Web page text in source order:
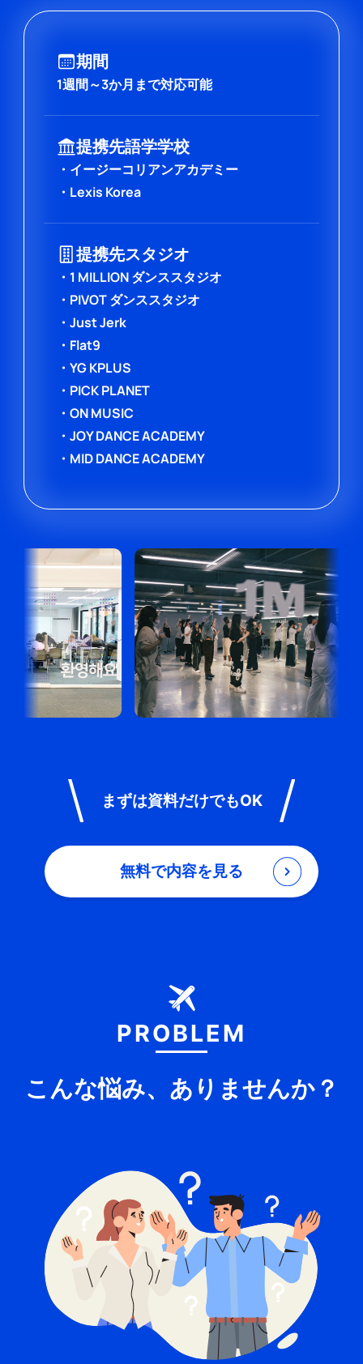
期間
1週間～3か月まで対応可能
提携先語学学校
・イージーコリアンアカデミー
・Lexis Korea
提携先スタジオ
・1 MILLION ダンススタジオ
・PIVOT ダンススタジオ
・Just Jerk
・Flat9
・YG KPLUS
・PICK PLANET
・ON MUSIC
・JOY DANCE ACADEMY
・MID DANCE ACADEMY
まずは資料だけでもOK
無料で内容を見る
PROBLEM
こんな悩み、ありませんか？